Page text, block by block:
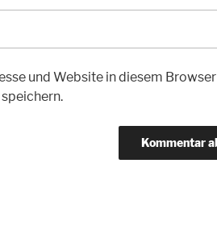
und Website in diesem